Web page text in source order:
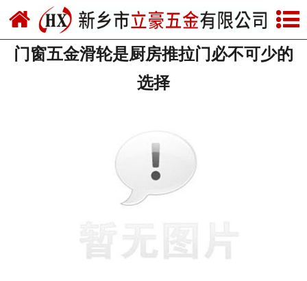
网站首页
关于我们
门窗五金滑轮是厨房推拉门必不可少的
选择